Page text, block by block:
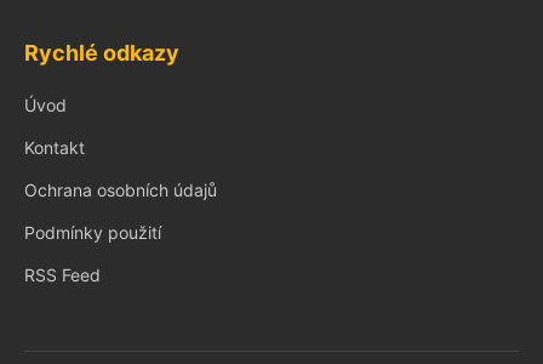
Rychlé odkazy
Úvod
Kontakt
Ochrana osobních údajů
Podmínky použití
RSS Feed